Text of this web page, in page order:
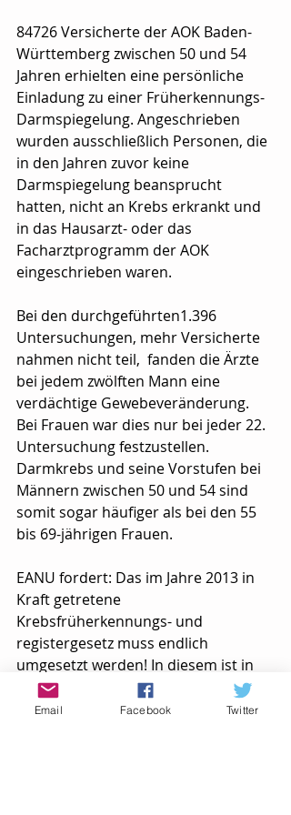
84726 Versicherte der AOK Baden-
Württemberg zwischen 50 und 54
Jahren erhielten eine persönliche
Einladung zu einer Früherkennungs-
Darmspiegelung. Angeschrieben
wurden ausschließlich Personen, die
in den Jahren zuvor keine
Darmspiegelung beansprucht
hatten, nicht an Krebs erkrankt und
in das Hausarzt- oder das
Facharztprogramm der AOK
eingeschrieben waren.
Bei den durchgeführten1.396
Untersuchungen, mehr Versicherte
nahmen nicht teil,  fanden die Ärzte
bei jedem zwölften Mann eine
verdächtige Gewebeveränderung.
Bei Frauen war dies nur bei jeder 22.
Untersuchung festzustellen.
Darmkrebs und seine Vorstufen bei
Männern zwischen 50 und 54 sind
somit sogar häufiger als bei den 55
bis 69-jährigen Frauen.
EANU fordert: Das im Jahre 2013 in
Kraft getretene
Krebsfrüherkennungs- und
registergesetz muss endlich
umgesetzt werden! In diesem ist in
Deutschland ein organisiertes
Darmkrebsscreening inklusive
Email Facebook Twitter